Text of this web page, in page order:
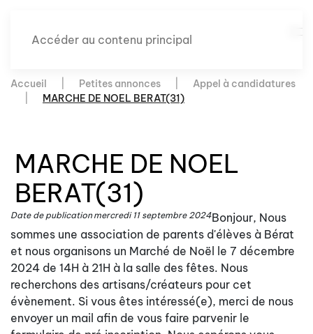
Accéder au contenu principal
Accueil Petites annonces
Appel à candidatures
MARCHE DE NOEL BERAT(31)
MARCHE DE NOEL
BERAT(31)
Date de publication mercredi 11 septembre 2024Bonjour, Nous
sommes une association de parents d'élèves à Bérat
et nous organisons un Marché de Noël le 7 décembre
2024 de 14H à 21H à la salle des fêtes. Nous
recherchons des artisans/créateurs pour cet
évènement. Si vous êtes intéressé(e), merci de nous
envoyer un mail afin de vous faire parvenir le